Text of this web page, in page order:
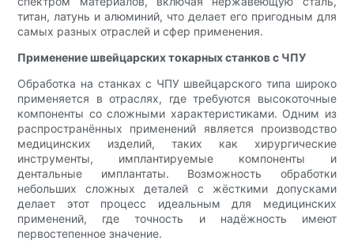
титан, латунь и алюминий, что делает его пригодным для
самых разных отраслей и сфер применения.
Применение швейцарских токарных станков с ЧПУ
Обработка на станках с ЧПУ швейцарского типа широко
применяется в отраслях, где требуются высокоточные
компоненты со сложными характеристиками. Одним из
распространённых применений является производство
медицинских изделий, таких как хирургические
инструменты, имплантируемые компоненты и
дентальные имплантаты. Возможность обработки
небольших сложных деталей с жёсткими допусками
делает этот процесс идеальным для медицинских
применений, где точность и надёжность имеют
первостепенное значение.